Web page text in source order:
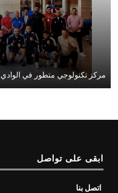
مركز تكنولوجي متطور في الوادي
ابقى على تواصل
اتصل بنا